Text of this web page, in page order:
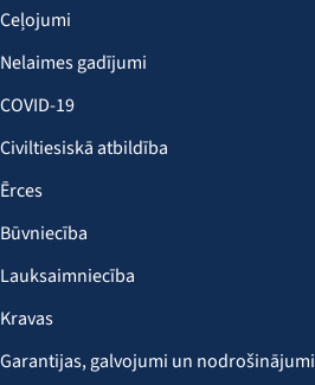
Ceļojumi
Nelaimes gadījumi
COVID-19
Civiltiesiskā atbildība
Ērces
Būvniecība
Lauksaimniecība
Kravas
Garantijas, galvojumi un nodrošinājumi